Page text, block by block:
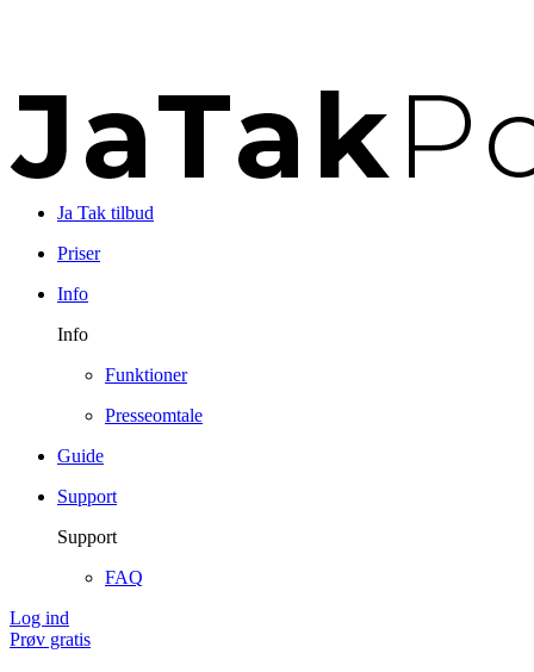
Ja Tak tilbud
Priser
Info
Info
Funktioner
Presseomtale
Guide
Support
Support
FAQ
Log ind
Prøv gratis